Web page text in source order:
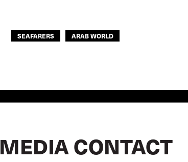
SEAFARERS ARAB WORLD
MEDIA CONTACT